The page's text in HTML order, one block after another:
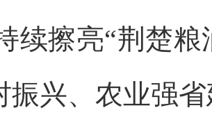
续擦亮“荆楚
振兴、农业强